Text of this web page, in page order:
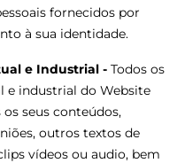
fornecidos por
à sua identidade.
e Industrial - Todos os
e industrial do Website
seus conteúdos,
outros textos de
vídeos ou audio, bem